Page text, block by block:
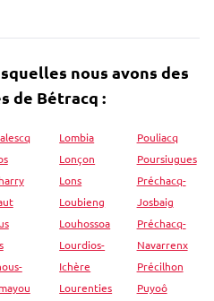
nous avons des
de Bétracq :
Lombia
Lonçon
Lons
Loubieng
Louhossoa
Lourdios-
Ichère
Lourenties
Pouliacq
Poursiugues
Préchacq-
Josbaig
Préchacq-
Navarrenx
Précilhon
Puyoô